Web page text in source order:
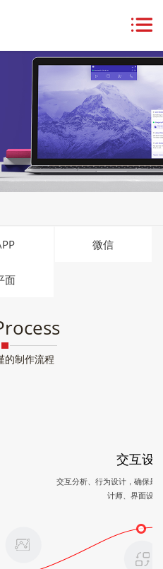
微信
面
的制作流程
交互设
交互分析、行为设计，确保最
计师、界面设